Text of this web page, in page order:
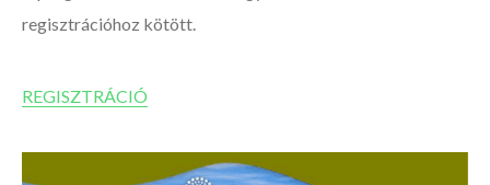
regisztrációhoz kötött.
REGISZTRÁCIÓ